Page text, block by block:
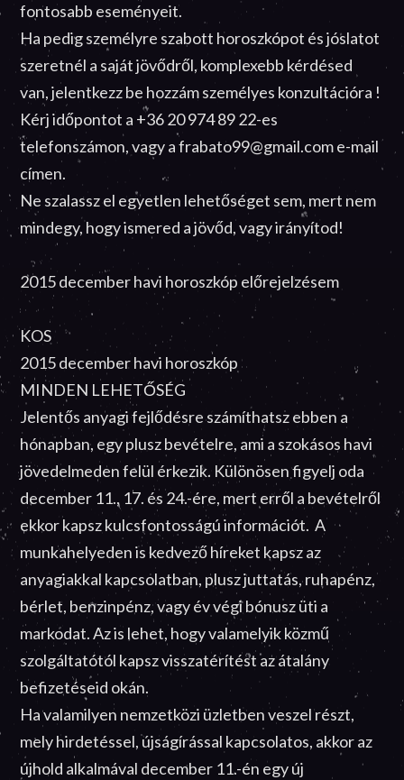
fontosabb eseményeit.
Ha pedig személyre szabott horoszkópot és jóslatot
szeretnél a saját jövődről, komplexebb kérdésed
van, jelentkezz be hozzám személyes konzultációra !
Kérj időpontot a +36 20 974 89 22-es
telefonszámon, vagy a frabato99@gmail.com e-mail
címen.
Ne szalassz el egyetlen lehetőséget sem, mert nem
mindegy, hogy ismered a jövőd, vagy irányítod!
2015 december havi horoszkóp előrejelzésem
KOS
2015 december havi horoszkóp
MINDEN LEHETŐSÉG
Jelentős anyagi fejlődésre számíthatsz ebben a
hónapban, egy plusz bevételre, ami a szokásos havi
jövedelmeden felül érkezik. Különösen figyelj oda
december 11., 17. és 24.-ére, mert erről a bevételről
ekkor kapsz kulcsfontosságú információt. A
munkahelyeden is kedvező híreket kapsz az
anyagiakkal kapcsolatban, plusz juttatás, ruhapénz,
bérlet, benzinpénz, vagy év végi bónusz üti a
markodat. Az is lehet, hogy valamelyik közmű
szolgáltatótól kapsz visszatérítést az átalány
befizetéseid okán.
Ha valamilyen nemzetközi üzletben veszel részt,
mely hirdetéssel, újságírással kapcsolatos, akkor az
újhold alkalmával december 11.-én egy új